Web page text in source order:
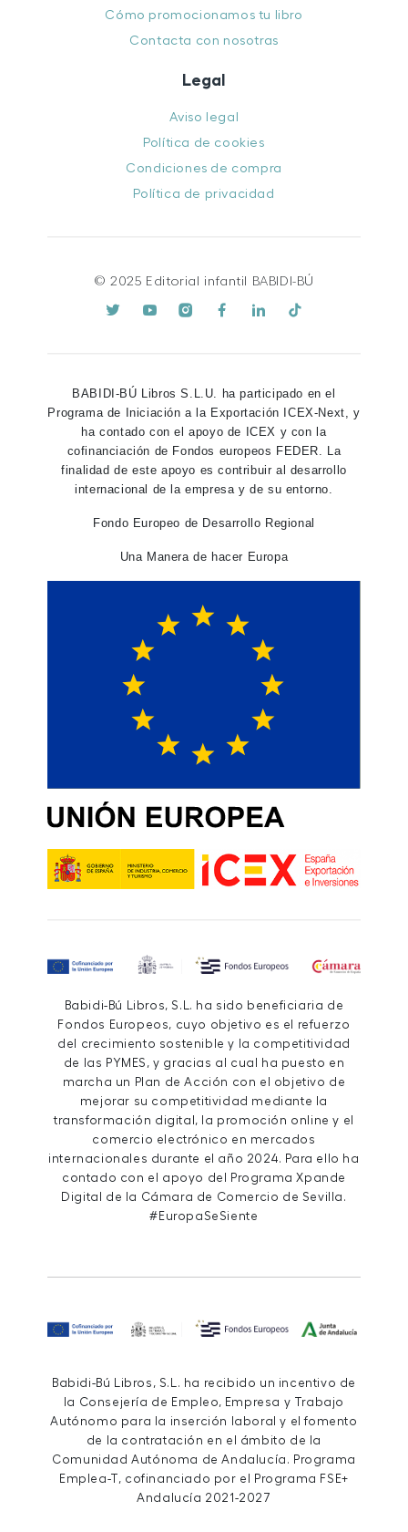
Cómo promocionamos tu libro
Contacta con nosotras
Legal
Aviso legal
Política de cookies
Condiciones de compra
Política de privacidad
© 2025 Editorial infantil BABIDI-BÚ
BABIDI-BÚ Libros S.L.U. ha participado en el
Programa de Iniciación a la Exportación ICEX-Next, y
ha contado con el apoyo de ICEX y con la
cofinanciación de Fondos europeos FEDER. La
finalidad de este apoyo es contribuir al desarrollo
internacional de la empresa y de su entorno.
Fondo Europeo de Desarrollo Regional
Una Manera de hacer Europa
Babidi-Bú Libros, S.L. ha sido beneficiaria de
Fondos Europeos, cuyo objetivo es el refuerzo
del crecimiento sostenible y la competitividad
de las PYMES, y gracias al cual ha puesto en
marcha un Plan de Acción con el objetivo de
mejorar su competitividad mediante la
transformación digital, la promoción online y el
comercio electrónico en mercados
internacionales durante el año 2024. Para ello ha
contado con el apoyo del Programa Xpande
Digital de la Cámara de Comercio de Sevilla.
#EuropaSeSiente
Babidi-Bú Libros, S.L. ha recibido un incentivo de
la Consejería de Empleo, Empresa y Trabajo
Autónomo para la inserción laboral y el fomento
de la contratación en el ámbito de la
Comunidad Autónoma de Andalucía. Programa
Emplea-T, cofinanciado por el Programa FSE+
Andalucía 2021-2027